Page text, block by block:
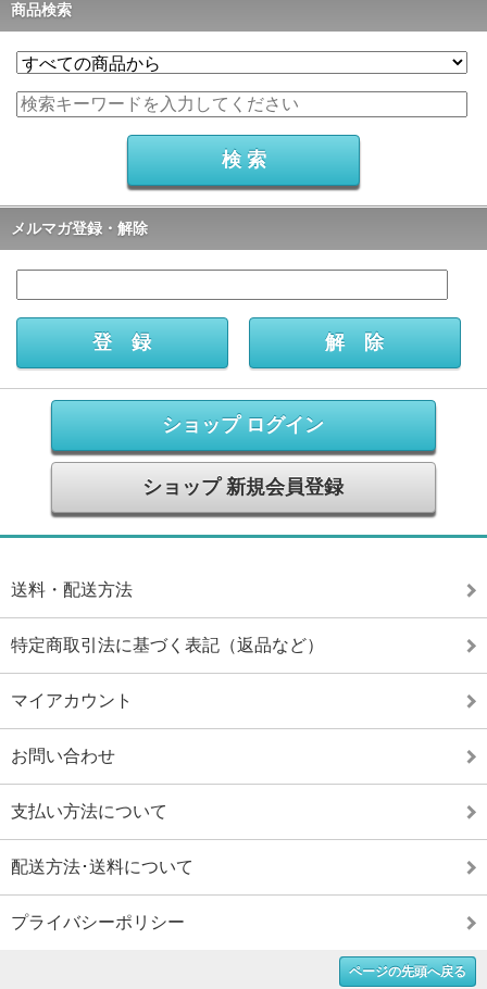
商品検索
メルマガ登録・解除
ショップ ログイン
ショップ 新規会員登録
送料・配送方法
特定商取引法に基づく表記（返品など）
マイアカウント
お問い合わせ
支払い方法について
配送方法･送料について
プライバシーポリシー
ページの先頭へ戻る